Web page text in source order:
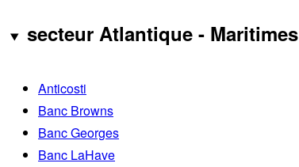
secteur Atlantique - Maritimes
Anticosti
Banc Browns
Banc Georges
Banc LaHave